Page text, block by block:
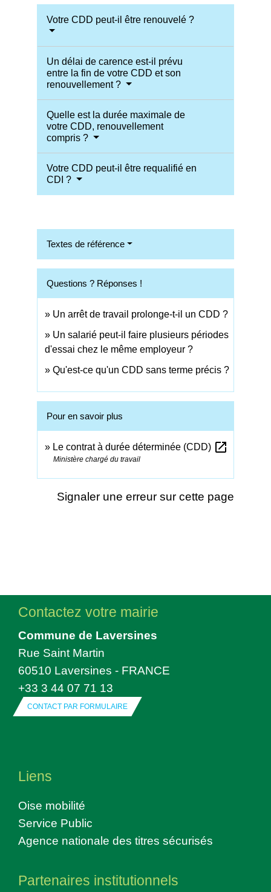
Votre CDD peut-il être renouvelé ?
Un délai de carence est-il prévu
entre la fin de votre CDD et son
renouvellement ?
Quelle est la durée maximale de
votre CDD, renouvellement
compris ?
Votre CDD peut-il être requalifié en
CDI ?
Textes de référence
Questions ? Réponses !
Un arrêt de travail prolonge-t-il un CDD ?
Un salarié peut-il faire plusieurs périodes
d'essai chez le même employeur ?
Qu'est-ce qu'un CDD sans terme précis ?
Pour en savoir plus
Le contrat à durée déterminée (CDD) open_in_new
Ministère chargé du travail
Signaler une erreur sur cette page
Contactez votre mairie
Commune de Laversines
Rue Saint Martin
60510 Laversines - FRANCE
+33 3 44 07 71 13
CONTACT PAR FORMULAIRE
Liens
Oise mobilité
Service Public
Agence nationale des titres sécurisés
Partenaires institutionnels